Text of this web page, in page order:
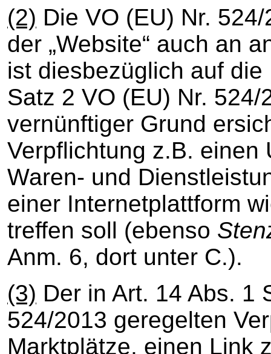
(2) Die VO (EU) Nr.
der „Website“ auch an
ist diesbezüglich auf
Satz 2 VO (EU) Nr.
vernünftiger Grund
Verpflichtung z.B. einen
Waren- und
einer Internetplattform
treffen soll (ebenso
Anm. 6, dort unter C.).
(3) Der in Art. 14 Abs. 1
524/2013 geregelten
Marktplätze, einen Link